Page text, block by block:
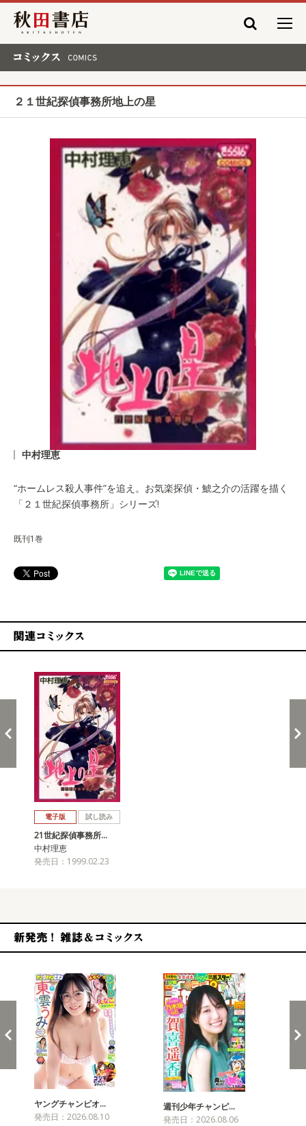
秋田書店
２１世紀探偵事務所地上の星
中村理恵
“ホームレス殺人事件”を追え。お気楽探偵・鯱之介の活躍を描く
「２１世紀探偵事務所」シリーズ!
既刊1巻
電子版 試し読み
21世紀探偵事務所…
中村理恵
発売日：1999.02.23
ヤングチャンピオ…
発売日：2026.08.10
週刊少年チャンピ…
発売日：2026.08.06